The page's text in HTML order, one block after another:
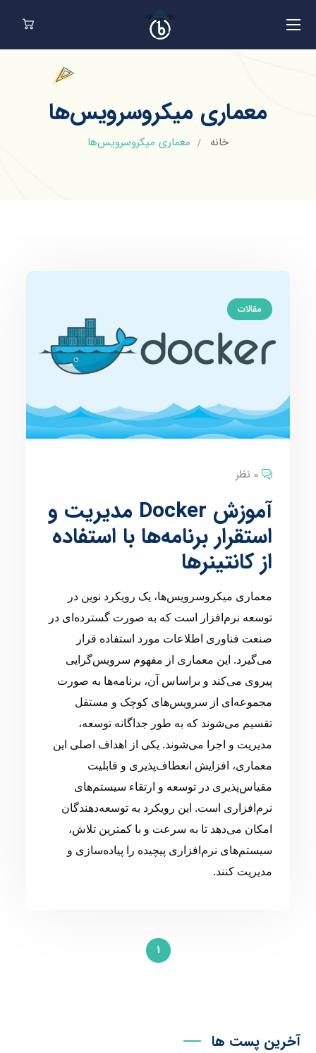
معماری میکروسرویس‌ها
خانه معماری میکروسرویس‌ها
مقالات
0 نظر
آموزش Docker مدیریت و
استقرار برنامه‌ها با استفاده
از کانتینرها
معماری میکروسرویس‌ها، یک رویکرد نوین در
توسعه نرم‌افزار است که به صورت گسترده‌ای در
صنعت فناوری اطلاعات مورد استفاده قرار
می‌گیرد. این معماری از مفهوم سرویس‌گرایی
پیروی می‌کند و براساس آن، برنامه‌ها به صورت
مجموعه‌ای از سرویس‌های کوچک و مستقل
تقسیم می‌شوند که به طور جداگانه توسعه،
مدیریت و اجرا می‌شوند. یکی از اهداف اصلی این
معماری، افزایش انعطاف‌پذیری و قابلیت
مقیاس‌پذیری در توسعه و ارتقاء سیستم‌های
نرم‌افزاری است. این رویکرد به توسعه‌دهندگان
امکان می‌دهد تا به سرعت و با کمترین تلاش،
سیستم‌های نرم‌افزاری پیچیده را پیاده‌سازی و
مدیریت کنند.
1
آخرین پست ها